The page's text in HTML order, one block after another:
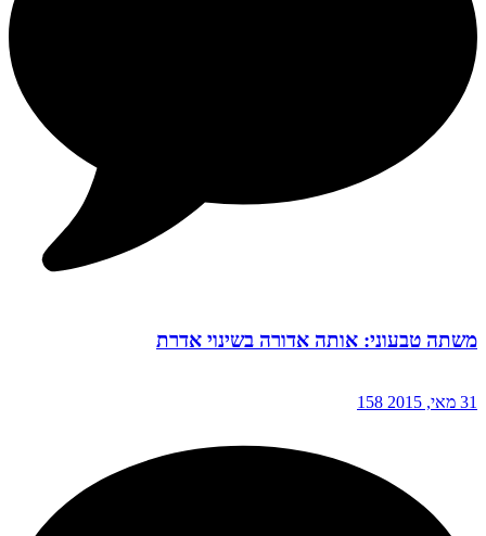
משתה טבעוני: אותה אדורה בשינוי אדרת
31 מאי, 2015 158